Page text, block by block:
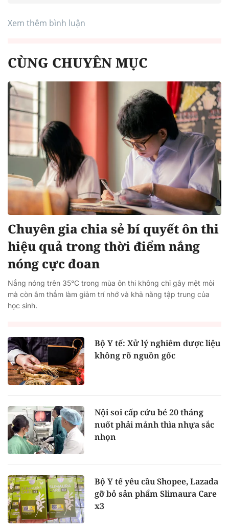
Xem thêm bình luận
CÙNG CHUYÊN MỤC
Chuyên gia chia sẻ bí quyết ôn thi
hiệu quả trong thời điểm nắng
nóng cực đoan
Nắng nóng trên 35°C trong mùa ôn thi không chỉ gây mệt mỏi
mà còn âm thầm làm giảm trí nhớ và khả năng tập trung của
học sinh.
Bộ Y tế: Xử lý nghiêm dược liệu
không rõ nguồn gốc
Nội soi cấp cứu bé 20 tháng
nuốt phải mảnh thìa nhựa sắc
nhọn
Bộ Y tế yêu cầu Shopee, Lazada
gỡ bỏ sản phẩm Slimaura Care
x3